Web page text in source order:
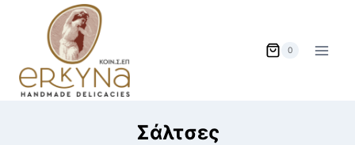
0
Σάλτσες